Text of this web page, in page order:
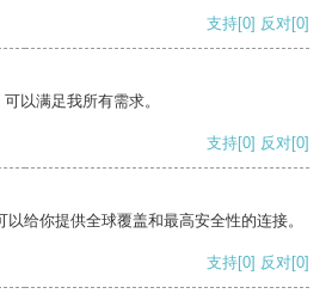
支持[0] 反对[0]
以满足我所有需求。
支持[0] 反对[0]
给你提供全球覆盖和最高安全性的连接。
支持[0] 反对[0]